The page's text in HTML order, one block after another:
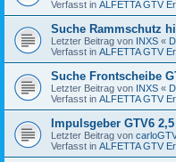
Verfasst in ALFETTA GTV
Suche Rammschutz
Letzter Beitrag von INXS «
Verfasst in ALFETTA GTV
Suche Frontscheibe
Letzter Beitrag von INXS «
Verfasst in ALFETTA GTV
Impulsgeber GTV6
Letzter Beitrag von
Verfasst in ALFETTA GTV